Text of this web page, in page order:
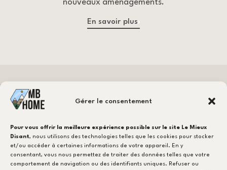
Gérer le consentement
Pour vous offrir la meilleure expérience possible sur le site Le Mieux
Disant, nous utilisons des technologies telles que les cookies pour stocker
et/ou accéder à certaines informations de votre appareil. En y
consentant, vous nous permettez de traiter des données telles que votre
comportement de navigation ou des identifiants uniques. Refuser ou
nouveaux aménagements.
En savoir plus
Besoin d'un carreleur ?
CONTACTEZ-NOUS !
NOTRE EXPERTISE